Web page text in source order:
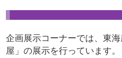
企画展示コーナーでは、東
屋」の展示を行っています。